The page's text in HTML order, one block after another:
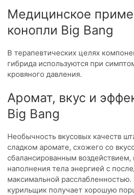
Медицинское
конопли Big Bang
В терапевтических целях
гибрида используются при
кровяного давления.
Аромат, вкус и
Big Bang
Необычность вкусовых качеств
сладком аромате, схожего со
сбалансированным
наполнения тела энергией с
максимальной расслабленностью.
курильщик получает хорошую